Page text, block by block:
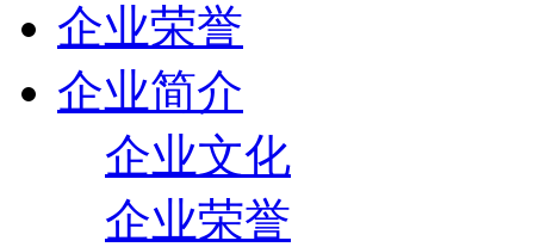
企业荣誉
企业简介
企业文化
企业荣誉